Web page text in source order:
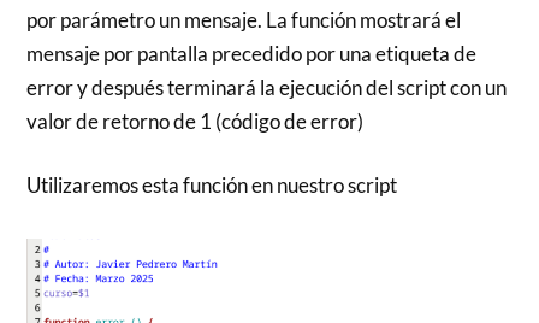
por parámetro un mensaje. La función mostrará el
mensaje por pantalla precedido por una etiqueta de
error y después terminará la ejecución del script con un
valor de retorno de 1 (código de error)
Utilizaremos esta función en nuestro script